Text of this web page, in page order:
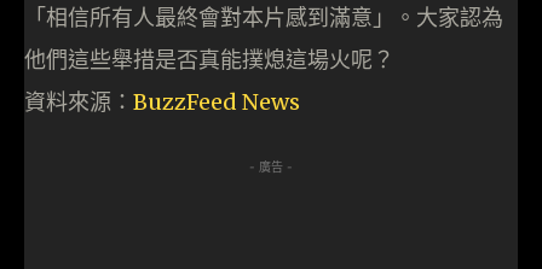
「相信所有人最終會對本片感到滿意」。大家認為
他們這些舉措是否真能撲熄這場火呢？
資料來源： BuzzFeed News
- 廣告 -